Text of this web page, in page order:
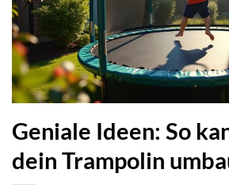
Geniale Ideen: So
dein Trampolin